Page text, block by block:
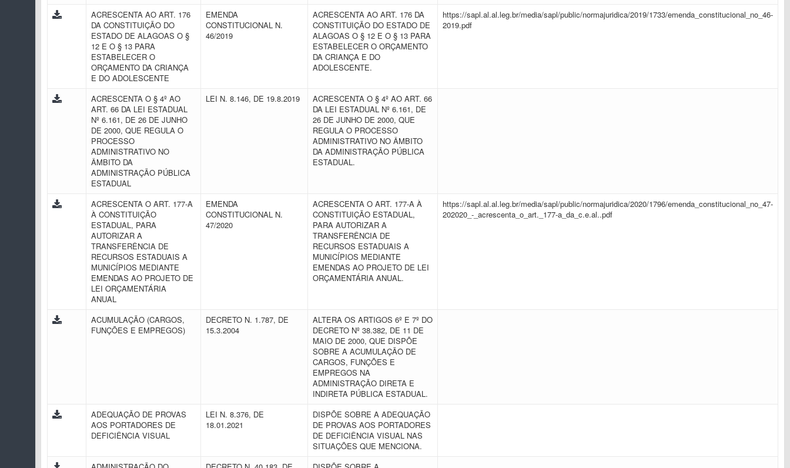
ACRESCENTA AO ART. 176
DA CONSTITUIÇÃO DO
ESTADO DE ALAGOAS O §
12 E O § 13 PARA
ESTABELECER O
ORÇAMENTO DA CRIANÇA
E DO ADOLESCENTE
EMENDA
CONSTITUCIONAL N.
46/2019
ACRESCENTA AO ART. 176 DA
CONSTITUIÇÃO DO ESTADO DE
ALAGOAS O § 12 E O § 13 PARA
ESTABELECER O ORÇAMENTO
DA CRIANÇA E DO
ADOLESCENTE.
https://sapl.al.al.leg.br/media/sapl/public/normajuridica/2019/1733/emenda_constitucional_no_46-
2019.pdf
ACRESCENTA O § 4º AO
ART. 66 DA LEI ESTADUAL
Nº 6.161, DE 26 DE JUNHO
DE 2000, QUE REGULA O
PROCESSO
ADMINISTRATIVO NO
ÂMBITO DA
ADMINISTRAÇÃO PÚBLICA
ESTADUAL
LEI N. 8.146, DE 19.8.2019
ACRESCENTA O § 4º AO ART. 66
DA LEI ESTADUAL Nº 6.161, DE
26 DE JUNHO DE 2000, QUE
REGULA O PROCESSO
ADMINISTRATIVO NO ÂMBITO
DA ADMINISTRAÇÃO PÚBLICA
ESTADUAL.
ACRESCENTA O ART. 177-A
À CONSTITUIÇÃO
ESTADUAL, PARA
AUTORIZAR A
TRANSFERÊNCIA DE
RECURSOS ESTADUAIS A
MUNICÍPIOS MEDIANTE
EMENDAS AO PROJETO DE
LEI ORÇAMENTÁRIA
ANUAL
EMENDA
CONSTITUCIONAL N.
47/2020
ACRESCENTA O ART. 177-A À
CONSTITUIÇÃO ESTADUAL,
PARA AUTORIZAR A
TRANSFERÊNCIA DE
RECURSOS ESTADUAIS A
MUNICÍPIOS MEDIANTE
EMENDAS AO PROJETO DE LEI
ORÇAMENTÁRIA ANUAL.
https://sapl.al.al.leg.br/media/sapl/public/normajuridica/2020/1796/emenda_constitucional_no_47-
202020_-_acrescenta_o_art._177-a_da_c.e.al..pdf
ACUMULAÇÃO (CARGOS,
FUNÇÕES E EMPREGOS)
DECRETO N. 1.787, DE
15.3.2004
ALTERA OS ARTIGOS 6º E 7º DO
DECRETO Nº 38.382, DE 11 DE
MAIO DE 2000, QUE DISPÕE
SOBRE A ACUMULAÇÃO DE
CARGOS, FUNÇÕES E
EMPREGOS NA
ADMINISTRAÇÃO DIRETA E
INDIRETA PÚBLICA ESTADUAL.
ADEQUAÇÃO DE PROVAS
AOS PORTADORES DE
DEFICIÊNCIA VISUAL
LEI N. 8.376, DE
18.01.2021
DISPÕE SOBRE A ADEQUAÇÃO
DE PROVAS AOS PORTADORES
DE DEFICIÊNCIA VISUAL NAS
SITUAÇÕES QUE MENCIONA.